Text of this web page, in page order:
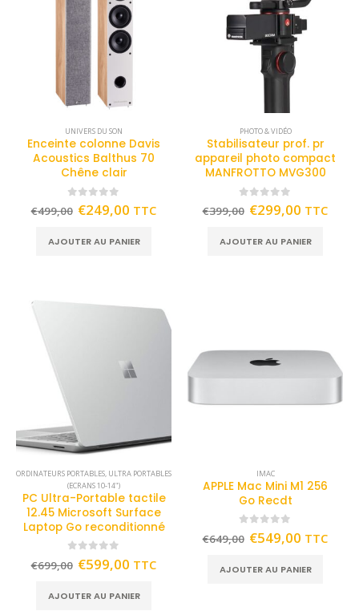
UNIVERS DU SON
Enceinte colonne Davis
Acoustics Balthus 70
Chêne clair
out of 5
€499,00 €249,00 TTC
AJOUTER AU PANIER
PHOTO & VIDÉO
Stabilisateur prof. pr
appareil photo compact
MANFROTTO MVG300
out of 5
€399,00 €299,00 TTC
AJOUTER AU PANIER
ORDINATEURS PORTABLES, ULTRA PORTABLES
(ECRANS 10-14")
PC Ultra-Portable tactile
12.45 Microsoft Surface
Laptop Go reconditionné
out of 5
€699,00 €599,00 TTC
AJOUTER AU PANIER
IMAC
APPLE Mac Mini M1 256
Go Recdt
out of 5
€649,00 €549,00 TTC
AJOUTER AU PANIER